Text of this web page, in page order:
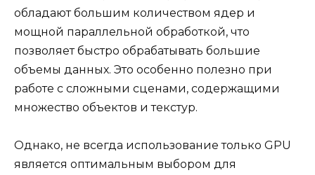
обладают большим количеством ядер и
мощной параллельной обработкой, что
позволяет быстро обрабатывать большие
объемы данных. Это особенно полезно при
работе с сложными сценами, содержащими
множество объектов и текстур.
Однако, не всегда использование только GPU
является оптимальным выбором для